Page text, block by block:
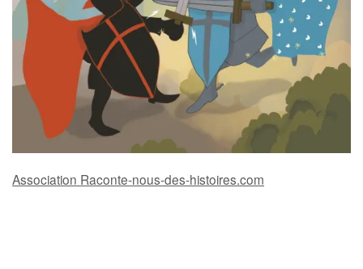
Association Raconte-nous-des-histoires.com